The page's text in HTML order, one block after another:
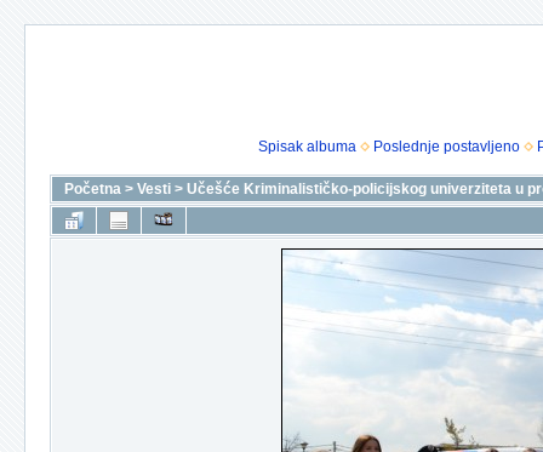
Spisak albuma Poslednje postavljeno
Početna > Vesti > Učešće Kriminalističko-policijskog univerziteta u